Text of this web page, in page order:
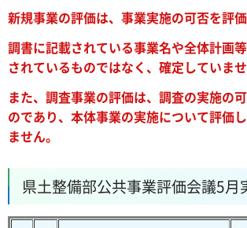
新規事業の評価は、事業実施の可否を評価
調書に記載されている事業名や全体計画
されているものではなく、確定していませ
また、調査事業の評価は、調査の実施の
のであり、本体事業の実施について評価
ません。
県土整備部公共事業評価会議5月